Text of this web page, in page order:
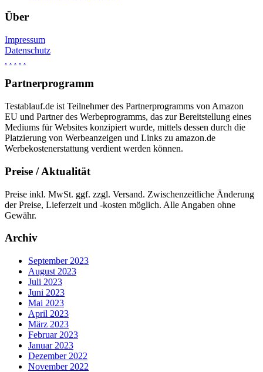
Über
Impressum
Datenschutz
. . . . .
Partnerprogramm
Testablauf.de ist Teilnehmer des Partnerprogramms von Amazon
EU und Partner des Werbeprogramms, das zur Bereitstellung eines
Mediums für Websites konzipiert wurde, mittels dessen durch die
Platzierung von Werbeanzeigen und Links zu amazon.de
Werbekostenerstattung verdient werden können.
Preise / Aktualität
Preise inkl. MwSt. ggf. zzgl. Versand. Zwischenzeitliche Änderung
der Preise, Lieferzeit und -kosten möglich. Alle Angaben ohne
Gewähr.
Archiv
September 2023
August 2023
Juli 2023
Juni 2023
Mai 2023
April 2023
März 2023
Februar 2023
Januar 2023
Dezember 2022
November 2022